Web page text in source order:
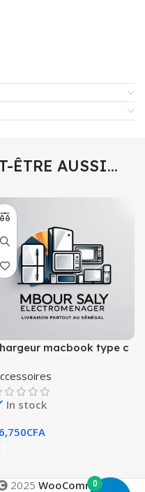
ÊTRE AUSSI…
macbook type c
In stock
CFA
2025 WooCommerce
0